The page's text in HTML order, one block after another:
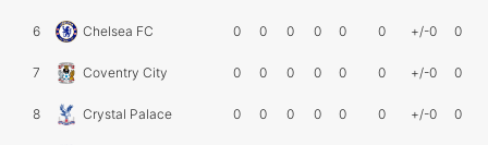
6 Chelsea FC 0 0 0 0 0 0 +/-0 0
7 Coventry City 0 0 0 0 0 0 +/-0 0
8 Crystal Palace 0 0 0 0 0 0 +/-0 0